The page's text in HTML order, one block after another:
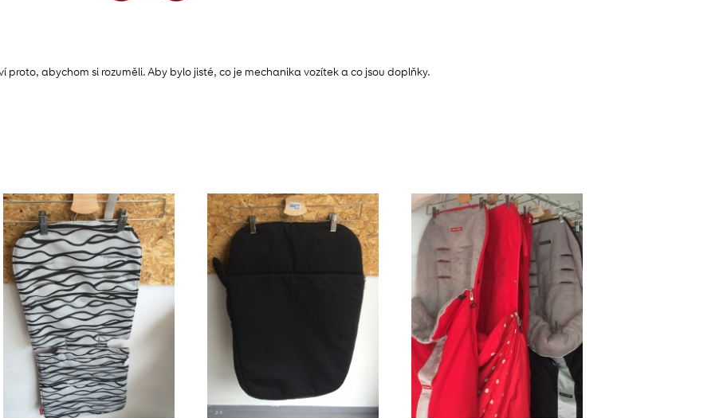
proto, abychom si rozuměli. Aby bylo jisté, co je mechanika vozítek a co jsou doplňky.